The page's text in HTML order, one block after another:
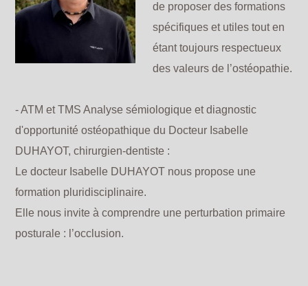
de proposer des formations
spécifiques et utiles tout en
étant toujours respectueux
des valeurs de l’ostéopathie.
- ATM et TMS Analyse sémiologique et diagnostic
d'opportunité ostéopathique du Docteur Isabelle
DUHAYOT, chirurgien-dentiste :
Le docteur Isabelle DUHAYOT nous propose une
formation pluridisciplinaire.
Elle nous invite à comprendre une perturbation primaire
posturale : l’occlusion.